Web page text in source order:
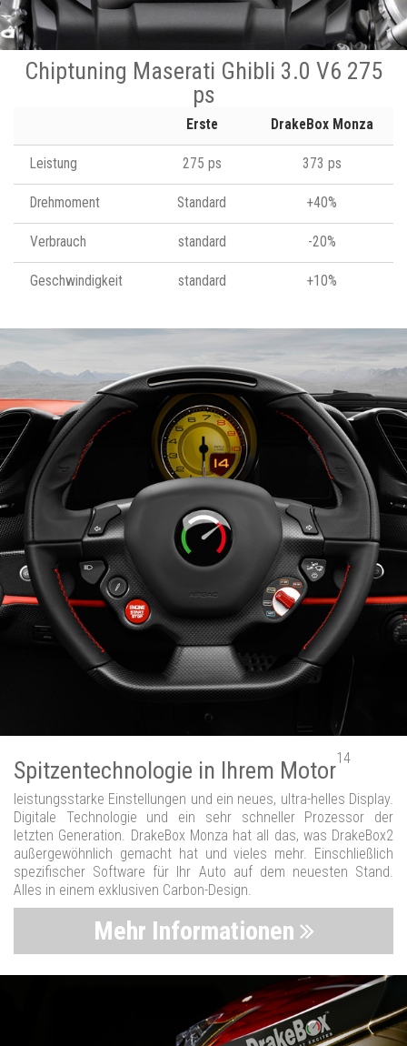
Chiptuning Maserati Ghibli 3.0 V6 275
ps
Erste DrakeBox Monza
Leistung 275 ps 373 ps
Drehmoment Standard +40%
Verbrauch standard -20%
Geschwindigkeit standard +10%
Spitzentechnologie in Ihrem Motor14
leistungsstarke Einstellungen und ein neues, ultra-helles Display.
Digitale Technologie und ein sehr schneller Prozessor der
letzten Generation. DrakeBox Monza hat all das, was DrakeBox2
außergewöhnlich gemacht hat und vieles mehr. Einschließlich
spezifischer Software für Ihr Auto auf dem neuesten Stand.
Alles in einem exklusiven Carbon-Design.
Mehr Informationen